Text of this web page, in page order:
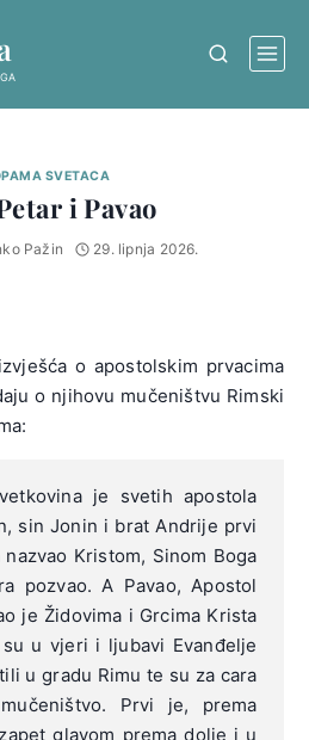
SVETACA
i Pavao
Pažin 29. lipnja 2026.
o apostolskim prvacima
o njihovu mučeništvu Rimski
je svetih apostola
sin Jonin i brat Andrije prvi
Kristom, Sinom Boga
pozvao. A Pavao, Apostol
je Židovima i Grcima Krista
u vjeri i ljubavi Evanđelje
u gradu Rimu te su za cara
Prvi je, prema
glavom prema dolje i u